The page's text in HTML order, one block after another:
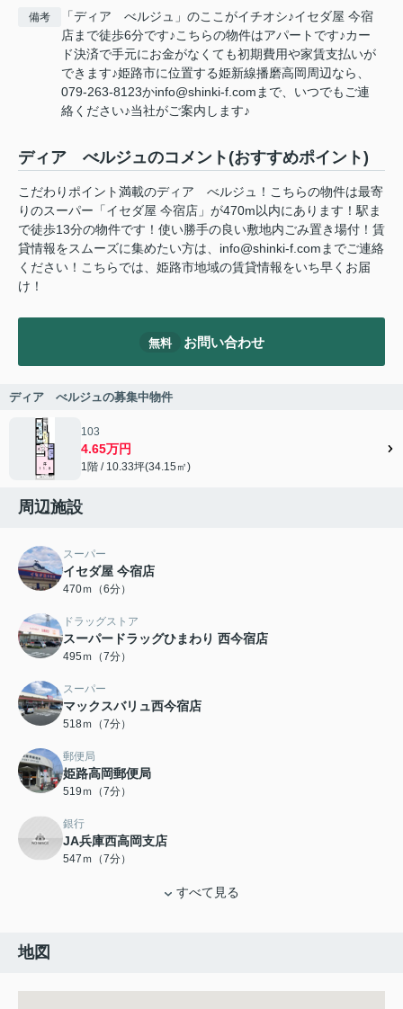
備考
「ディア べルジュ」のここがイチオシ♪イセダ屋 今宿
店まで徒歩6分です♪こちらの物件はアパートです♪カー
ド決済で手元にお金がなくても初期費用や家賃支払いが
できます♪姫路市に位置する姫新線播磨高岡周辺なら、
079-263-8123かinfo@shinki-f.comまで、いつでもご連
絡ください♪当社がご案内します♪
ディア べルジュのコメント(おすすめポイント)
こだわりポイント満載のディア べルジュ！こちらの物件は最寄
りのスーパー「イセダ屋 今宿店」が470m以内にあります！駅ま
で徒歩13分の物件です！使い勝手の良い敷地内ごみ置き場付！賃
貸情報をスムーズに集めたい方は、info@shinki-f.comまでご連絡
ください！こちらでは、姫路市地域の賃貸情報をいち早くお届
け！
無料 お問い合わせ
ディア べルジュの募集中物件
103
4.65万円
1階 / 10.33坪(34.15㎡)
周辺施設
スーパー
イセダ屋 今宿店
470ｍ（6分）
ドラッグストア
スーパードラッグひまわり 西今宿店
495ｍ（7分）
スーパー
マックスバリュ西今宿店
518ｍ（7分）
郵便局
姫路高岡郵便局
519ｍ（7分）
銀行
JA兵庫西高岡支店
547ｍ（7分）
すべて見る
地図